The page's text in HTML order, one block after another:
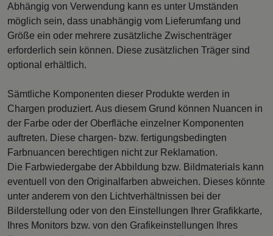
Abhängig von Verwendung kann es unter Umständen
möglich sein, dass unabhängig vom Lieferumfang und
Größe ein oder mehrere zusätzliche Zwischenträger
erforderlich sein können. Diese zusätzlichen Träger sind
optional erhältlich.
Sämtliche Komponenten dieser Produkte werden in
Chargen produziert. Aus diesem Grund können Nuancen in
der Farbe oder der Oberfläche einzelner Komponenten
auftreten. Diese chargen- bzw. fertigungsbedingten
Farbnuancen berechtigen nicht zur Reklamation.
Die Farbwiedergabe der Abbildung bzw. Bildmaterials kann
eventuell von den Originalfarben abweichen. Dieses könnte
unter anderem von den Lichtverhältnissen bei der
Bilderstellung oder von den Einstellungen Ihrer Grafikkarte,
Ihres Monitors bzw. von den Grafikeinstellungen Ihres